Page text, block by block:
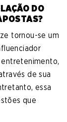
DO
tornou-se um
de sua
essa
que